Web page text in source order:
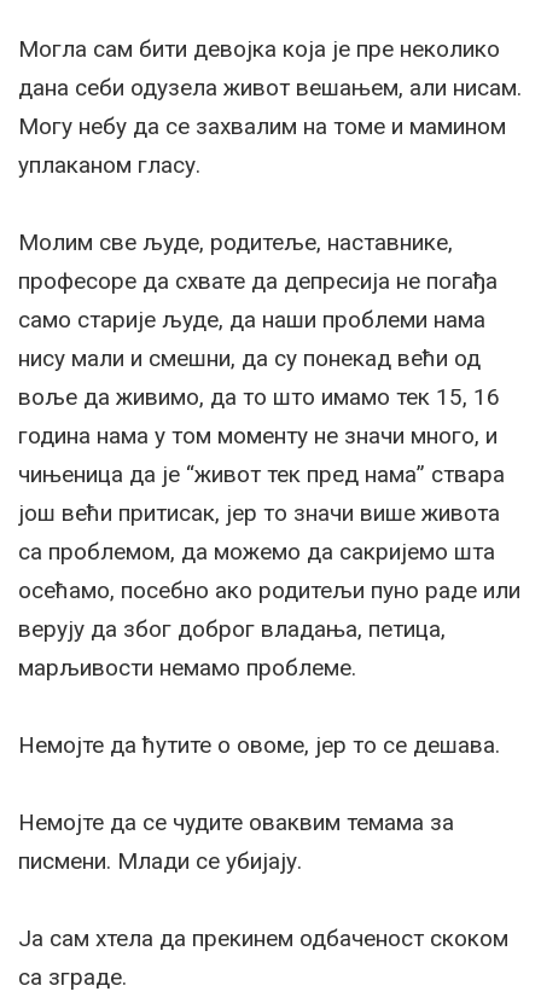
Могла сам бити девојка која је пре неколико
дана себи одузела живот вешањем, али нисам.
Могу небу да се захвалим на томе и мамином
уплаканом гласу.
Молим све људе, родитеље, наставнике,
професоре да схвате да депресија не погађа
само старије људе, да наши проблеми нама
нису мали и смешни, да су понекад већи од
воље да живимо, да то што имамо тек 15, 16
година нама у том моменту не значи много, и
чињеница да је “живот тек пред нама” ствара
још већи притисак, јер то значи више живота
са проблемом, да можемо да сакријемо шта
осећамо, посебно ако родитељи пуно раде или
верују да због доброг владања, петица,
марљивости немамо проблеме.
Немојте да ћутите о овоме, јер то се дешава.
Немојте да се чудите оваквим темама за
писмени. Млади се убијају.
Ја сам хтела да прекинем одбаченост скоком
са зграде.